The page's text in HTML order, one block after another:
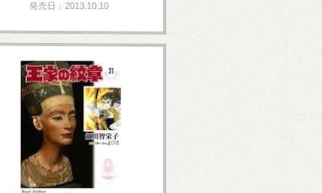
発売日：2013.10.10